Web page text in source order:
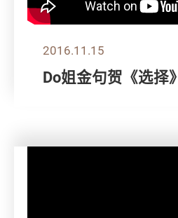
2016.11.15
Do姐金句贺《选择》